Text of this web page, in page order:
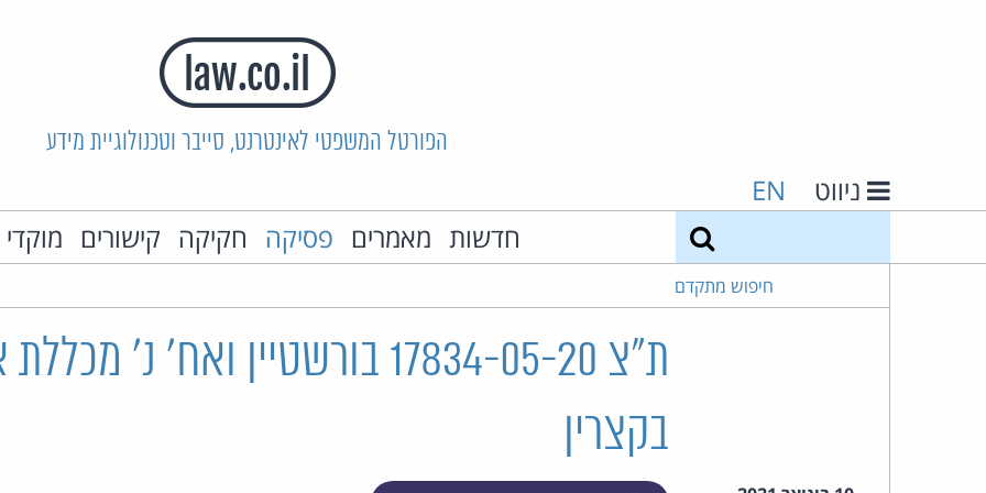
הפורטל המשפטי לאינטרנט, סייבר וטכנולוגיית מידע
ניווט EN
חדשות מאמרים פסיקה חקיקה קישורים
חיפוש מתקדם
ת"צ 17834-05-20 בורשטיין ואח' נ'
בקצרין